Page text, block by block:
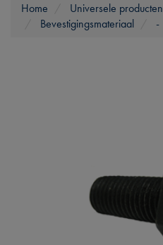
Home
Universele producten
Bevestigingsmateriaal
-